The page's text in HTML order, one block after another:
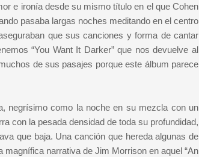
e ironía desde su mismo título en el que Cohen
pasaba largas noches meditando en el centro
que sus canciones y forma de cantar
“You Want It Darker” que nos devuelve al
de sus pasajes porque este álbum parece
negrísimo como la noche en su mezcla con un
con la pesada densidad de toda su profundidad,
que baja. Una canción que hereda algunas de
narrativa de Jim Morrison en aquel “An